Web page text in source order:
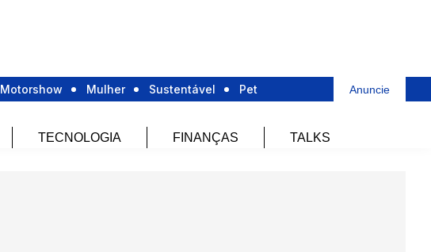
Motorshow Mulher Sustentável Pet Anuncie
TECNOLOGIA FINANÇAS TALKS